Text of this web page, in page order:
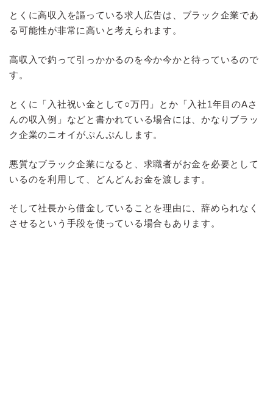
とくに高収入を謳っている求人広告は、ブラック企業であ
る可能性が非常に高いと考えられます。
高収入で釣って引っかかるのを今か今かと待っているので
す。
とくに「入社祝い金として○万円」とか「入社1年目のAさ
んの収入例」などと書かれている場合には、かなりブラッ
ク企業のニオイがぷんぷんします。
悪質なブラック企業になると、求職者がお金を必要として
いるのを利用して、どんどんお金を渡します。
そして社長から借金していることを理由に、辞められなく
させるという手段を使っている場合もあります。